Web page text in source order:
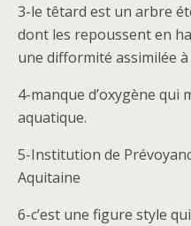
3-le têtard est un arbre
dont les repoussent en
une difformité assimilée
4-manque d’oxygène qui
aquatique.
5-Institution de
Aquitaine
6-c’est une figure style